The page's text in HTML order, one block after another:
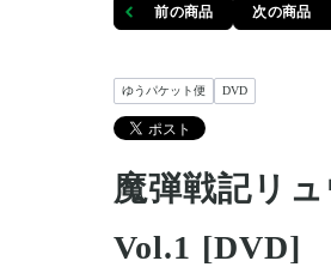
前の商品 次の商品
ゆうパケット便 DVD
魔弾戦記リ
Vol.1 [DVD]